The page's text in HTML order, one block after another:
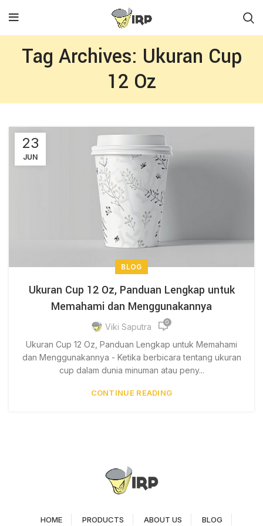
Tag Archives: Ukuran Cup
12 Oz
23
JUN
BLOG
Ukuran Cup 12 Oz, Panduan Lengkap untuk
Memahami dan Menggunakannya
Viki Saputra 0
Ukuran Cup 12 Oz, Panduan Lengkap untuk Memahami
dan Menggunakannya - Ketika berbicara tentang ukuran
cup dalam dunia minuman atau peny...
CONTINUE READING
HOME PRODUCTS ABOUT US BLOG